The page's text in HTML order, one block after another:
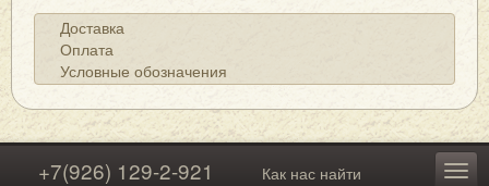
Доставка
Оплата
Условные обозначения
+7(926) 129-2-921 Как нас найти